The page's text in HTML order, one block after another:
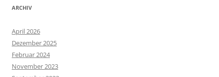
ARCHIV
April 2026
Dezember 2025
Februar 2024
November 2023